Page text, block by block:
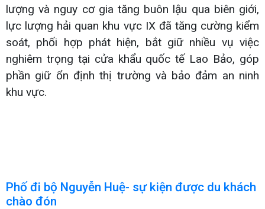
lượng và nguy cơ gia tăng buôn lậu qua biên giới,
lực lượng hải quan khu vực IX đã tăng cường kiểm
soát, phối hợp phát hiện, bắt giữ nhiều vụ việc
nghiêm trọng tại cửa khẩu quốc tế Lao Bảo, góp
phần giữ ổn định thị trường và bảo đảm an ninh
khu vực.
Phố đi bộ Nguyễn Huệ- sự kiện được du khách
chào đón